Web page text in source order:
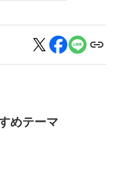
めテーマ